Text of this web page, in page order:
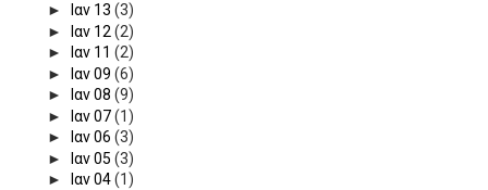
►
Ιαν 13 (3)
► Ιαν 12 (2)
►
Ιαν 11 (2)
► Ιαν 09 (6)
►
Ιαν 08 (9)
► Ιαν 07(1)
►
Ιαν 06 (3)
► Ιαν 05 (3)
►
Ιαν 04(1)